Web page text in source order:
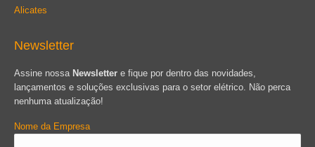
Alicates
Newsletter
Assine nossa Newsletter e fique por dentro das novidades,
lançamentos e soluções exclusivas para o setor elétrico. Não perca
nenhuma atualização!
Nome da Empresa